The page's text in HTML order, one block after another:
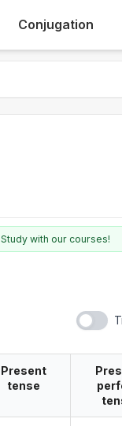
Conjugation
Study with our courses!
Present
tense